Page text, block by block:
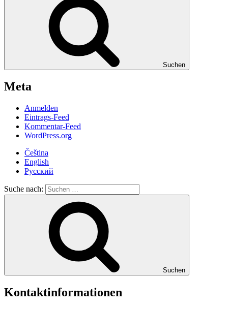
Suchen
Meta
Anmelden
Eintrags-Feed
Kommentar-Feed
WordPress.org
Čeština
English
Русский
Suche nach:
Suchen
Kontaktinformationen